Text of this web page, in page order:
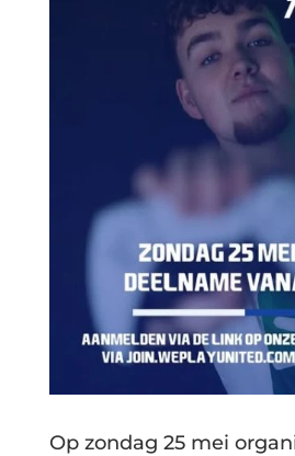
Op zondag 25 mei